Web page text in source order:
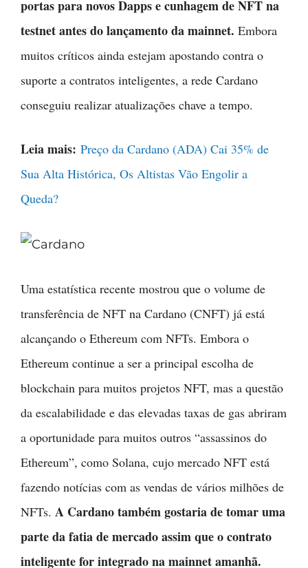
portas para novos Dapps e cunhagem de NFT na
testnet antes do lançamento da mainnet. Embora
muitos críticos ainda estejam apostando contra o
suporte a contratos inteligentes, a rede Cardano
conseguiu realizar atualizações chave a tempo.
Leia mais: Preço da Cardano (ADA) Cai 35% de
Sua Alta Histórica, Os Altistas Vão Engolir a
Queda?
Uma estatística recente mostrou que o volume de
transferência de NFT na Cardano (CNFT) já está
alcançando o Ethereum com NFTs. Embora o
Ethereum continue a ser a principal escolha de
blockchain para muitos projetos NFT, mas a questão
da escalabilidade e das elevadas taxas de gas abriram
a oportunidade para muitos outros “assassinos do
Ethereum”, como Solana, cujo mercado NFT está
fazendo notícias com as vendas de vários milhões de
NFTs. A Cardano também gostaria de tomar uma
parte da fatia de mercado assim que o contrato
inteligente for integrado na mainnet amanhã.